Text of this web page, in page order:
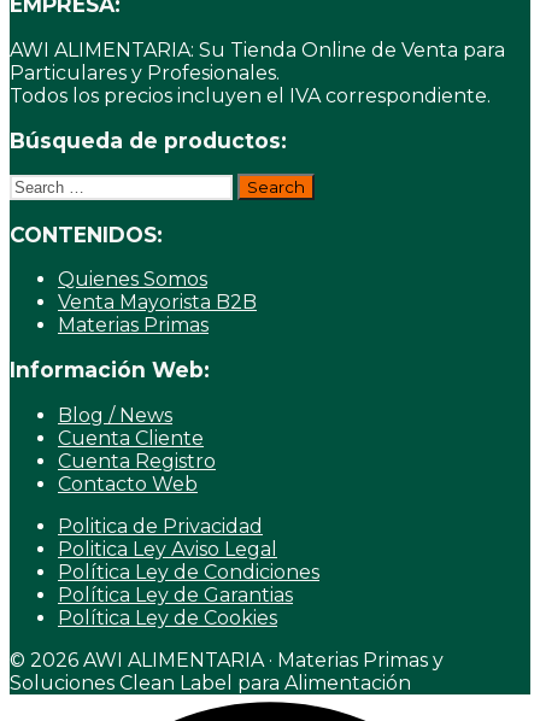
AWI ALIMENTARIA: Su Tienda Online de Venta para
Particulares y Profesionales.
Todos los precios incluyen el IVA correspondiente.
Búsqueda de productos:
Search
for:
CONTENIDOS:
Quienes Somos
Venta Mayorista B2B
Materias Primas
Información Web:
Blog / News
Cuenta Cliente
Cuenta Registro
Contacto Web
Politica de Privacidad
Politica Ley Aviso Legal
Política Ley de Condiciones
Política Ley de Garantias
Política Ley de Cookies
© 2026 AWI ALIMENTARIA · Materias Primas y
Soluciones Clean Label para Alimentación